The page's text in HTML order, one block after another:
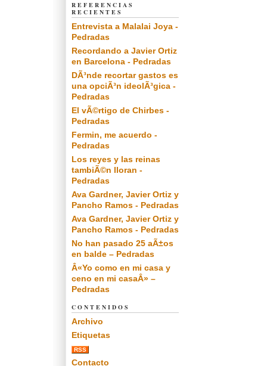
REFERENCIAS
RECIENTES
Entrevista a Malalai Joya -
Pedradas
Recordando a Javier Ortiz
en Barcelona - Pedradas
DÃ³nde recortar gastos es
una opciÃ³n ideolÃ³gica -
Pedradas
El vÃ©rtigo de Chirbes -
Pedradas
Fermin, me acuerdo -
Pedradas
Los reyes y las reinas
tambiÃ©n lloran -
Pedradas
Ava Gardner, Javier Ortiz y
Pancho Ramos - Pedradas
Ava Gardner, Javier Ortiz y
Pancho Ramos - Pedradas
No han pasado 25 aÃ±os
en balde – Pedradas
Â«Yo como en mi casa y
ceno en mi casaÂ» –
Pedradas
CONTENIDOS
Archivo
Etiquetas
RSS
Contacto